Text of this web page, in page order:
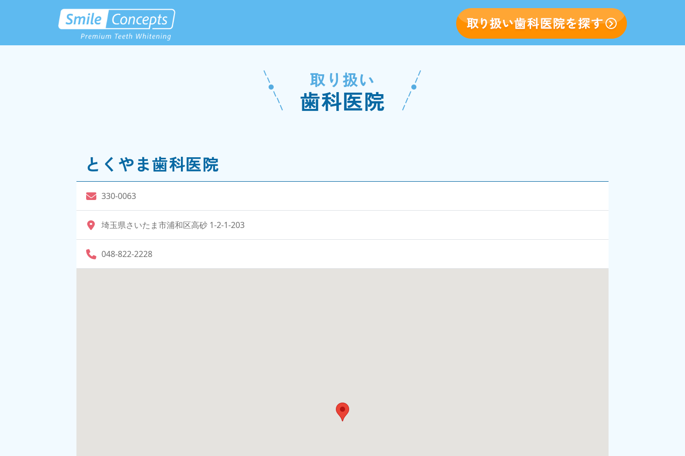
取り扱い
歯科医院
とくやま歯科医院
330-0063
埼玉県さいたま市浦和区高砂 1-2-1-203
048-822-2228